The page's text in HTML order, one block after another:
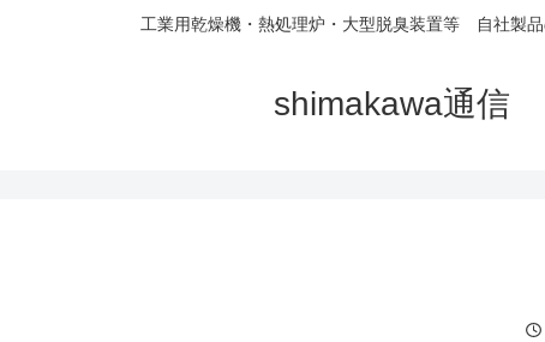
工業用乾燥機・熱処理炉・大型脱臭装置等 自社製
shimakawa通信